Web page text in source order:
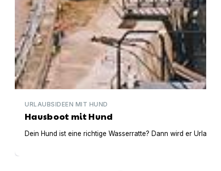
URLAUBSIDEEN MIT HUND
Hausboot mit Hund
Dein Hund ist eine richtige Wasserratte? Dann wird er